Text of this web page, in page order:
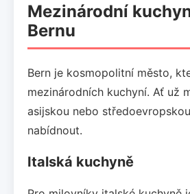
Mezinárodní
Bernu
Bern je kosmopolitní město,
mezinárodních kuchyní. Ať už
asijskou nebo
nabídnout.
Italská kuchyně